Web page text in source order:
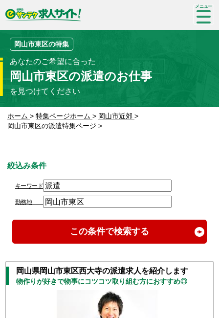
SP-
me
岡山市東区の特集
あなたのご希望に合った
岡山市東区の派遣のお仕事
を見つけてください
ホーム > 特集ページホーム > 岡山市近郊 >
岡山市東区の派遣特集ページ >
絞込み条件
キーワード
勤務地
この条件で検索する
岡山県岡山市東区西大寺の派遣求人を紹介します
物作りが好きで物事にコツコツ取り組む方におすすめ◎